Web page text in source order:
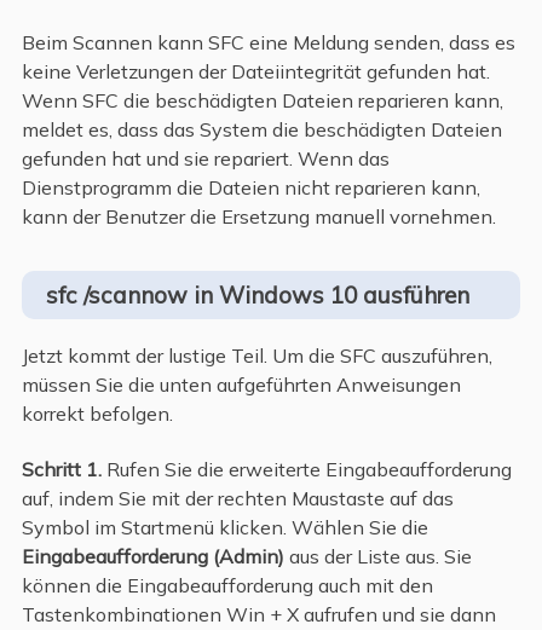
Beim Scannen kann SFC eine Meldung senden, dass es
keine Verletzungen der Dateiintegrität gefunden hat.
Wenn SFC die beschädigten Dateien reparieren kann,
meldet es, dass das System die beschädigten Dateien
gefunden hat und sie repariert. Wenn das
Dienstprogramm die Dateien nicht reparieren kann,
kann der Benutzer die Ersetzung manuell vornehmen.
sfc /scannow in Windows 10 ausführen
Jetzt kommt der lustige Teil. Um die SFC auszuführen,
müssen Sie die unten aufgeführten Anweisungen
korrekt befolgen.
Schritt 1.Rufen Sie die erweiterte Eingabeaufforderung
auf, indem Sie mit der rechten Maustaste auf das
Symbol im Startmenü klicken. Wählen Sie die
Eingabeaufforderung (Admin) aus der Liste aus. Sie
können die Eingabeaufforderung auch mit den
Tastenkombinationen Win + X aufrufen und sie dann